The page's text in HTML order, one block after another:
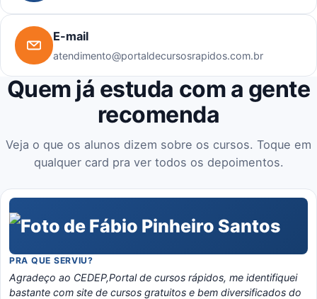
E-mail
atendimento@portaldecursosrapidos.com.br
Quem já estuda com a gente
recomenda
Veja o que os alunos dizem sobre os cursos. Toque em
qualquer card pra ver todos os depoimentos.
PRA QUE SERVIU?
Agradeço ao CEDEP,Portal de cursos rápidos, me identifiquei
bastante com site de cursos gratuitos e bem diversificados do